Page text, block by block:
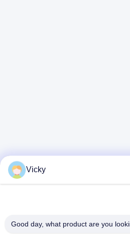
Vicky
Good day, what product are you